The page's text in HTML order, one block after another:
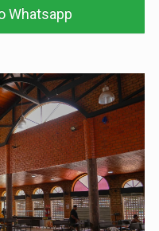
Whatsapp